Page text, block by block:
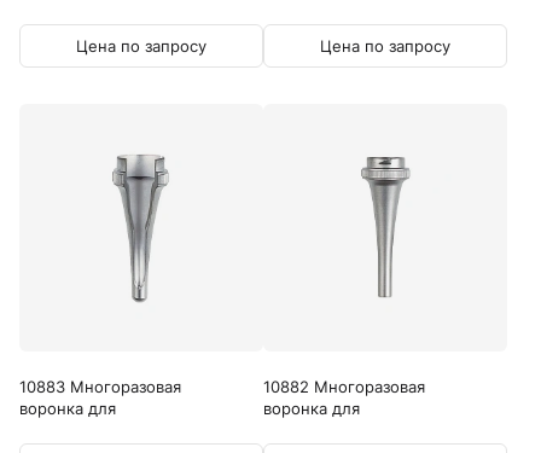
Цена по запросу
Цена по запросу
10883 Многоразовая
воронка для
10882 Многоразовая
воронка для